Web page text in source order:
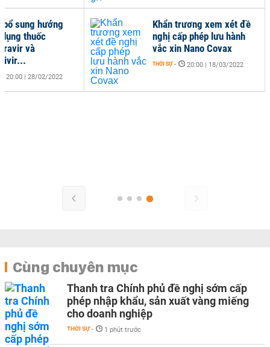
Khẩn trương xem xét đề
nghị cấp phép lưu hành
vắc xin Nano Covax
THỜI SỰ - 20:00 | 18/03/2022
bổ sung hướng
thuốc
và
20:00 | 28/02/2022
Cùng chuyên mục
Thanh tra Chính phủ đề nghị sớm cấp
phép nhập khẩu, sản xuất vàng miếng
cho doanh nghiệp
THỜI SỰ - 1 phút trước